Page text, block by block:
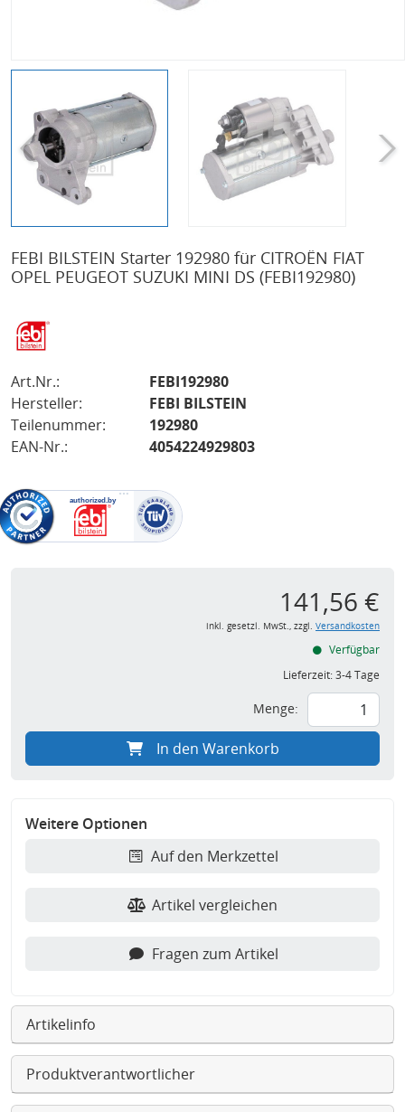
FEBI BILSTEIN Starter 192980 für CITROËN FIAT
OPEL PEUGEOT SUZUKI MINI DS (FEBI192980)
Art.Nr.:
FEBI192980
Hersteller:
FEBI BILSTEIN
Teilenummer:
192980
EAN-Nr.:
4054224929803
141,56 €
inkl. gesetzl. MwSt., zzgl. Versandkosten
Verfügbar
Lieferzeit:3-4 Tage
Menge:
In den Warenkorb
Weitere Optionen
Auf den Merkzettel
Artikel vergleichen
Fragen zum Artikel
Artikelinfo
Produktverantwortlicher